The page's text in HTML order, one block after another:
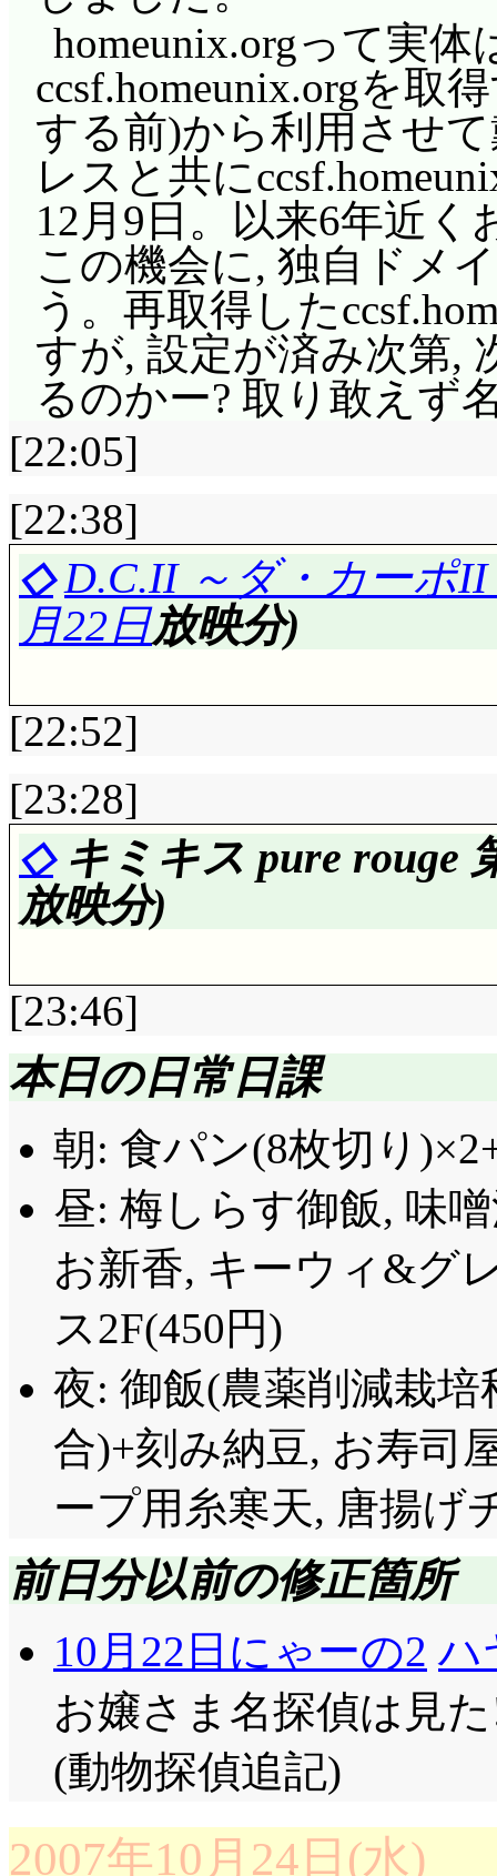
か出て来ないと思い
れは別のお約束(^^;;;
死体が消えた……厭
路は(^^;;; 三千院家SP
掛かりを発見。こい
なかったんじゃ, な～
えーっと, 動物探偵の
忘れた……。名探偵ホ
れ!
今回の西沢歩: TRICK
ったから何も食べら
は, 射殺された日本人
あ。
そして断崖絶壁……
こまで来たのやら
そして犯人はビデオ
否定する白石涼子一
の中の人だー!」もう,
今週の執事バトル:
ン? 『ビーダ執事』当
別に番長の座を奪い
で藤岡と和解するべ
たく意味不明なんだ
岡vs千秋, 直接対決。
りなのよねー」千秋
したっけ? その上女所
持った事無いのかな
自分の道具として使
に接してる。変に吹
阻害された状態にな
かい空気は? ……はっ,
けでなく春香や千秋
石三鳥の作戦ー!?」酷
予告: 別の意味で酷い
(あるのか?)。
高見茄子神曰く, 負
せを叶えるビーム。
(^^;;; 小さいというよ
まあ幸せの感じ方は
当たり付き自販機で
マイメロが当てる。
ディボックス? 拾った
れ……喜んでると, マ
で米1年分+家族温泉
ミノートってこーゆ
万越えてるから, 今い
「小さな幸せより大
いうことでぞう元国
音符に好かれ過ぎで
せ……ラーメン屋で1
グ……大きいんだろう
けナスビ: バクブリ。
分に非が及ぶでしょー
本日のばっちりにっ
一発焼かれてしまっ
い♪」(^^;;; バクは何
高見茄子神が焼き茄
(^^;;; 小さな事からコ
ロビーみたいな性格
けどなー。「ために
観衆が感心しつつも
銭湯で「シャンプー
た! ……こんな小さな
て, 一体……」でもそ
ロビケロ: 子供向け
ーーー!!(^^;;;;;;;
homeunix.orgって実体
ccsf.homeunix.orgを取
する前)から利用させ
レスと共に
12月9日。以来6年近
この機会に, 独自ドメ
う。再取得した
すが, 設定が済み次第,
るのかー? 取り敢えず
[22:05]
[22:38]
◇ D.C.II ～ダ・カーポII
月22日放映分)
評価……☆☆☆☆(前回比
体育祭後, 体育倉庫
たけど, 義之の夢は第
たからなあ。今回も
なの? 純一の夢とはち
『他人の夢が勝手に
まう』という魔法だ
元々ゴーストでまく
気にしないんですが
に渡った途端に小さ
てしまいました。全
いるだけに, 何でこん
やっぱり第六十回の
員……時間が欲しいな
手段はあったよね。
らくじ引いたんでし
思えませんが(^^;;;
本校と付属校合同で
は学ランで応援団, そ
(^^;;; 挙げ句クラスが
義之を応援してしま
ら本気での応援なん
場合, それで殺意の波
[22:52]
[23:28]
◇キミキス pure rouge
放映分)
評価……☆☆☆☆(前回比
総黄色塗装の車両と
ですけど……駅で
てしまいました。て
動改札はPASMOタイ
色ではあってもE217
ってしまった)。でも
たから……鶴見線あた
て(^^;;;
本日のキス: ぬいぐ
生どもは。しかし風
来たって, 結局校門入
ゃ? にしてもこの演
入部させたいなー。
摩央姉の歓迎会を企
には後2名必要……と
目。ならば結美と瑛
[23:46]
本日の日常日課
朝: 食パン(8枚切り
昼: 梅しらす御飯, 味
お新香, キーウィ&グ
ス2F(450円)
夜: 御飯(農薬削減栽
合)+刻み納豆, お寿司
ープ用糸寒天, 唐揚げ
前日分以前の修正箇所
10月22日にゃーの2 ハ
お嬢さま名探偵は見
(動物探偵追記)
2007年10月24日(水)